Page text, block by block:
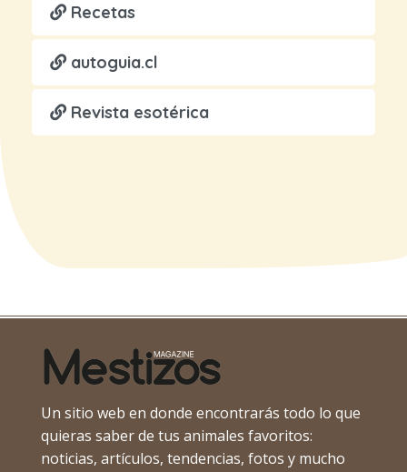
Recetas
autoguia.cl
Revista esotérica
Un sitio web en donde encontrarás todo lo que
quieras saber de tus animales favoritos:
noticias, artículos, tendencias, fotos y mucho